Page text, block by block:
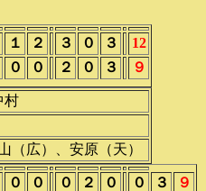
１ ２ ３ ０ ３
12
０ ０ ２ ０ ３ ９
村
（広）、安原（天）
０ ０ ０ ２ ０ ０ ３
９